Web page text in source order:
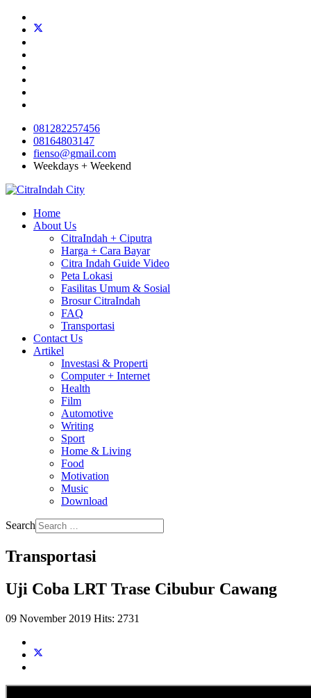
081282257456
08164803147
fienso@gmail.com
Weekdays + Weekend
Home
About Us
CitraIndah + Ciputra
Harga + Cara Bayar
Citra Indah Guide Video
Peta Lokasi
Fasilitas Umum & Sosial
Brosur CitraIndah
FAQ
Transportasi
Contact Us
Artikel
Investasi & Properti
Computer + Internet
Health
Film
Automotive
Writing
Sport
Home & Living
Food
Motivation
Music
Download
Search
Transportasi
Uji Coba LRT Trase Cibubur Cawang
09 November 2019 Hits: 2731